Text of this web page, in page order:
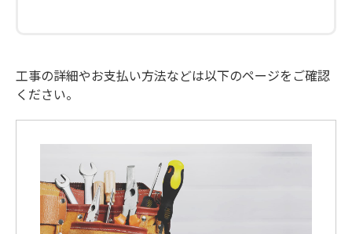
工事の詳細やお支払い方法などは以下のページをご確認
ください。